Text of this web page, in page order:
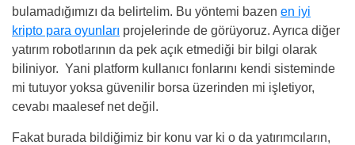
bulamadığımızı da belirtelim. Bu yöntemi bazen en iyi
kripto para oyunları projelerinde de görüyoruz. Ayrıca diğer
yatırım robotlarının da pek açık etmediği bir bilgi olarak
biliniyor. Yani platform kullanıcı fonlarını kendi sisteminde
mi tutuyor yoksa güvenilir borsa üzerinden mi işletiyor,
cevabı maalesef net değil.
Fakat burada bildiğimiz bir konu var ki o da yatırımcıların,